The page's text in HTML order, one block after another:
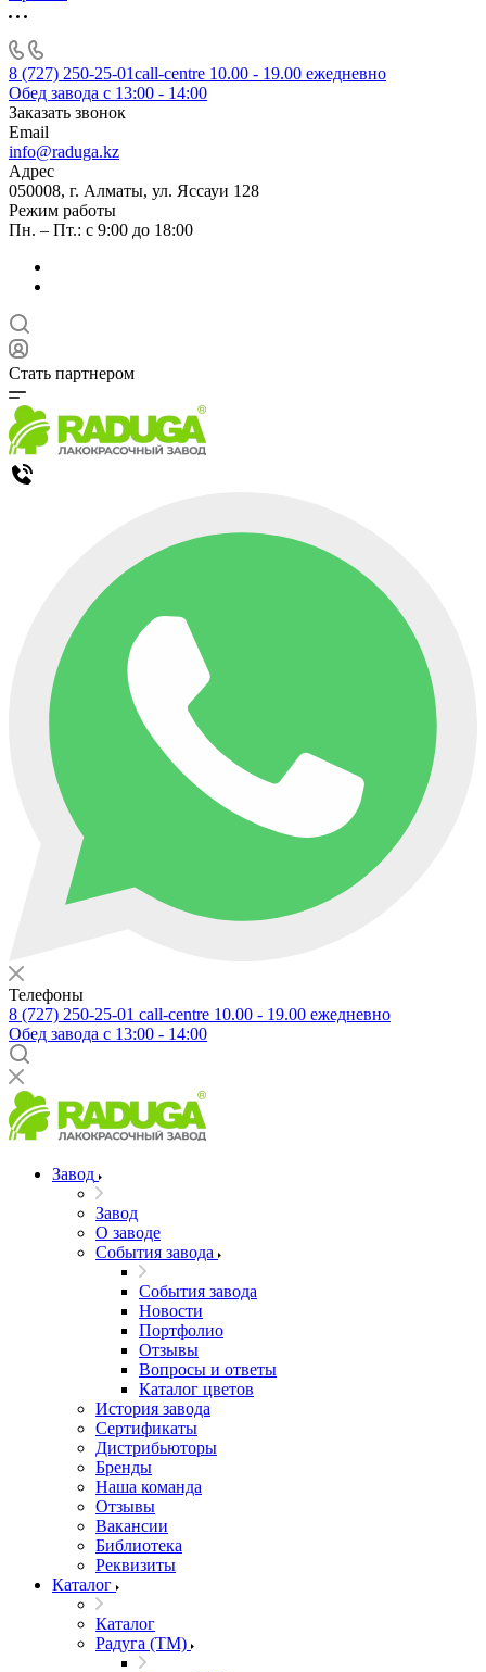
8 (727) 250-25-01call-centre 10.00 - 19.00 ежедневно
Обед завода с 13:00 - 14:00
Заказать звонок
Email
info@raduga.kz
Адрес
050008, г. Алматы, ул. Яссауи 128
Режим работы
Пн. – Пт.: с 9:00 до 18:00
Стать партнером
Телефоны
8 (727) 250-25-01 call-centre 10.00 - 19.00 ежедневно
Обед завода с 13:00 - 14:00
Завод
Завод
О заводе
События завода
События завода
Новости
Портфолио
Отзывы
Вопросы и ответы
Каталог цветов
История завода
Сертификаты
Дистрибьюторы
Бренды
Наша команда
Отзывы
Вакансии
Библиотека
Реквизиты
Каталог
Каталог
Радуга (ТМ)